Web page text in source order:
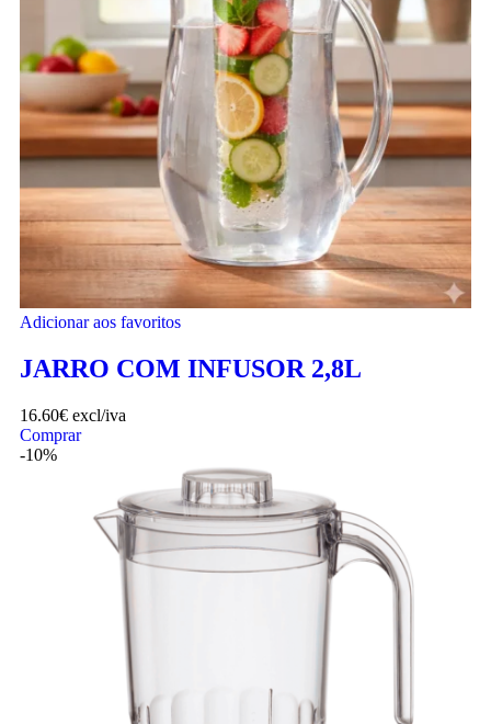
Adicionar aos favoritos
JARRO COM INFUSOR 2,8L
16.60€ excl/iva
Comprar
-10%